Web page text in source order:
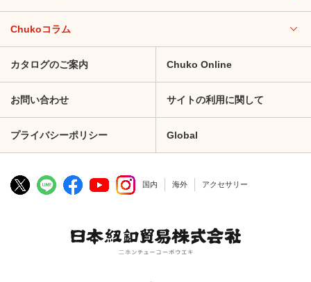
Chukoコラム
カタログのご案内 Chuko Online
お問い合わせ サイトの利用に関して
プライバシーポリシー Global
国内 海外 アクセサリー